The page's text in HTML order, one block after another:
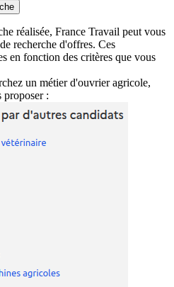
réalisée, France Travail peut vous
recherche d'offres. Ces
en fonction des critères que vous
un métier d'ouvrier agricole,
proposer :